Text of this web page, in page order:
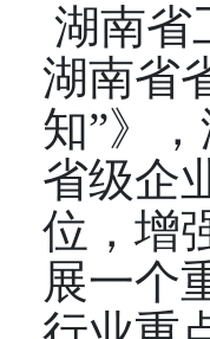
湖南省
湖南省
知”》
省级企
位，增
展一个